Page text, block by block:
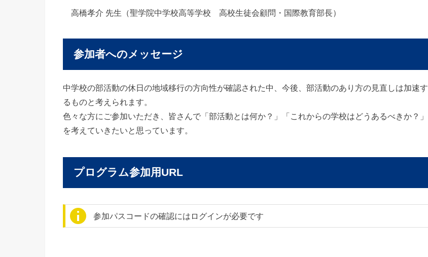
高橋孝介 先生（聖学院中学校高等学校 高校生徒会顧問・国際教育部長）
参加者へのメッセージ
中学校の部活動の休日の地域移行の方向性が確認された中、今後、部活動のあり方の見直しは加速す
るものと考えられます。
色々な方にご参加いただき、皆さんで「部活動とは何か？」「これからの学校はどうあるべきか？」
を考えていきたいと思っています。
プログラム参加用URL
参加パスコードの確認にはログインが必要です